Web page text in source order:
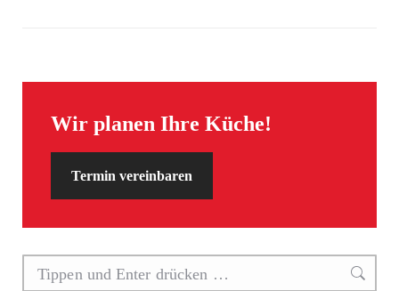
Wir planen Ihre Küche!
Termin vereinbaren
Search: